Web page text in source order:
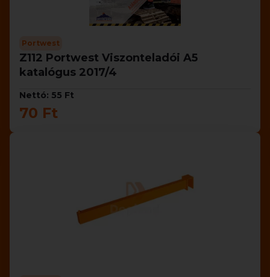
Portwest
Z112 Portwest Viszonteladói A5
katalógus 2017/4
Nettó: 55 Ft
70 Ft